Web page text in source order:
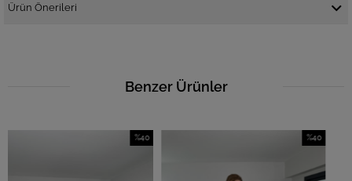
Ürün Önerileri
Benzer Ürünler